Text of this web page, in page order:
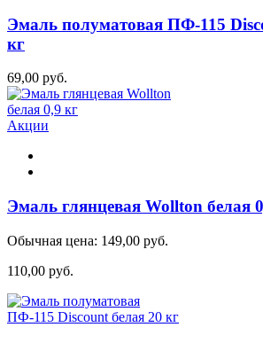
Эмаль полуматовая ПФ-115
кг
69,00 руб.
Акции
Эмаль глянцевая Wollton белая
Обычная цена: 149,00 руб.
110,00 руб.